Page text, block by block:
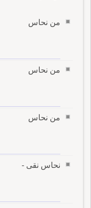
من نحاس
من نحاس
من نحاس
نحاس نقى -